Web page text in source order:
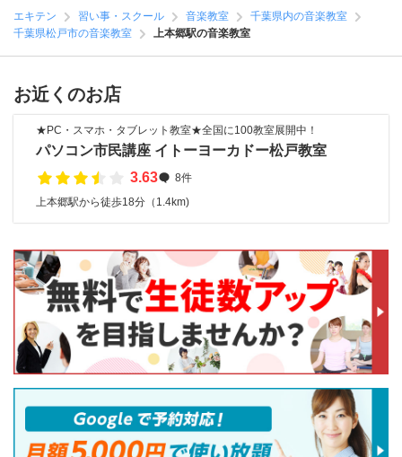
エキテン 習い事・スクール 音楽教室
千葉県内の音楽教室
千葉県松戸市の音楽教室
上本郷駅の音楽教室
お近くのお店
★PC・スマホ・タブレット教室★全国に100教室展開中！
パソコン市民講座 イトーヨーカドー松戸教室
3.63
8件
上本郷駅から徒歩18分（1.4km)